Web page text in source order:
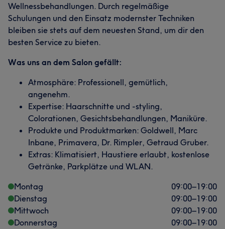
Wellnessbehandlungen. Durch regelmäßige
Schulungen und den Einsatz modernster Techniken
bleiben sie stets auf dem neuesten Stand, um dir den
besten Service zu bieten.
Was uns an dem Salon gefällt:
Atmosphäre: Professionell, gemütlich,
angenehm.
Expertise: Haarschnitte und -styling,
Colorationen, Gesichtsbehandlungen, Maniküre.
Produkte und Produktmarken: Goldwell, Marc
Inbane, Primavera, Dr. Rimpler, Getraud Gruber.
Extras: Klimatisiert, Haustiere erlaubt, kostenlose
Getränke, Parkplätze und WLAN.
Montag
09:00–19:00
Dienstag
09:00–19:00
Mittwoch
09:00–19:00
Donnerstag
09:00–19:00